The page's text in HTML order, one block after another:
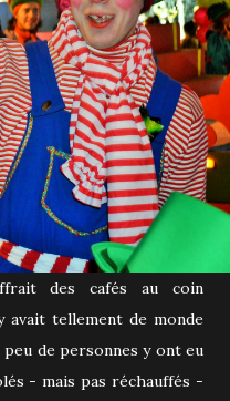
des cafés au coin
tellement de monde
de personnes y ont eu
- mais pas réchauffés -